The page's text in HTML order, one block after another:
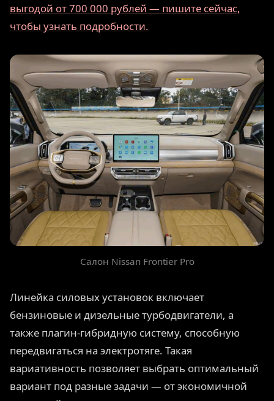
выгодой от 700 000 рублей — пишите сейчас,
чтобы узнать подробности.
Салон Nissan Frontier Pro
Линейка силовых установок включает
бензиновые и дизельные турбодвигатели, а
также плагин-гибридную систему, способную
передвигаться на электротяге. Такая
вариативность позволяет выбрать оптимальный
вариант под разные задачи — от экономичной